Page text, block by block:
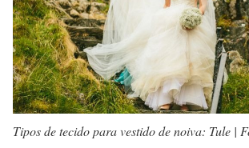
Tipos de tecido para vestido de noiva: Tule |